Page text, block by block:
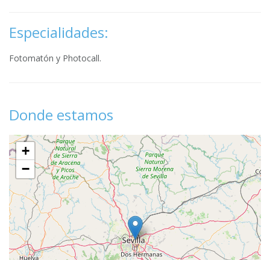
Especialidades:
Fotomatón y Photocall.
Donde estamos
+
−